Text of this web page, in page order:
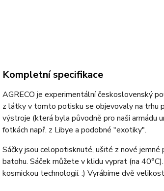
Kompletní specifikace
AGRECO je experimentální československý
z látky v tomto potisku se objevovaly na trhu
výstroje (která byla původně pro naši armádu
fotkách např. z Libye a podobné "exotiky".
Sáčky jsou celopotisknuté, ušité z nové jemné
batohu. Sáček můžete v klidu vyprat (na
kosmickou technologií. :) Vyrábíme dvě